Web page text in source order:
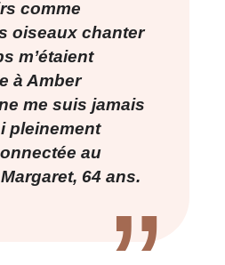
comme
oiseaux chanter
m’étaient
à Amber
me suis jamais
pleinement
au
64 ans.